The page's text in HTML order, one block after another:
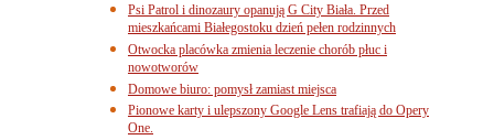
Psi Patrol i dinozaury opanują G City Biała. Przed
mieszkańcami Białegostoku dzień pełen rodzinnych
Otwocka placówka zmienia leczenie chorób płuc i
nowotworów
Domowe biuro: pomysł zamiast miejsca
Pionowe karty i ulepszony Google Lens trafiają do Opery
One.